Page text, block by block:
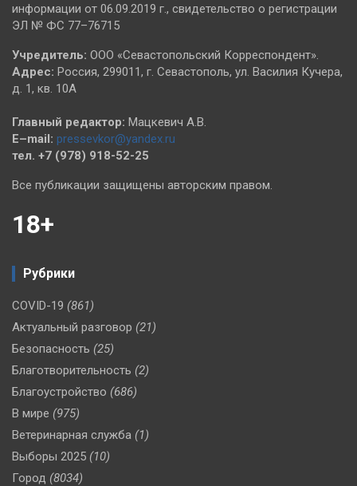
информации от 06.09.2019 г., свидетельство о регистрации
ЭЛ № ФС 77–76715
Учредитель: ООО «Севастопольский Корреспондент».
Адрес: Россия, 299011, г. Севастополь, ул. Василия Кучера,
д. 1, кв. 10А
Главный редактор: Мацкевич А.В.
E–mail: pressevkor@yandex.ru
тел. +7 (978) 918-52-25
Все публикации защищены авторским правом.
18+
Рубрики
COVID-19 (861)
Актуальный разговор (21)
Безопасность (25)
Благотворительность (2)
Благоустройство (686)
В мире (975)
Ветеринарная служба (1)
Выборы 2025 (10)
Город (8034)